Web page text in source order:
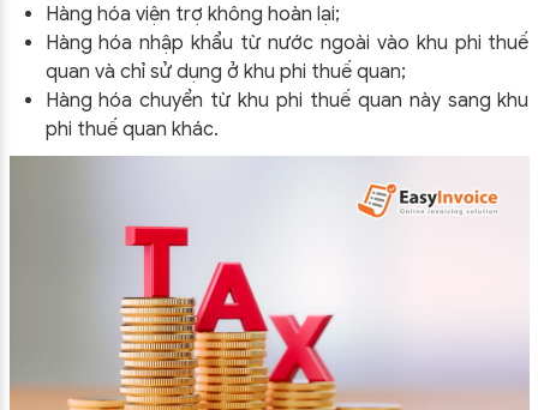
Hàng hóa viện trợ không hoàn lại;
Hàng hóa nhập khẩu từ nước ngoài vào khu phi thuế
quan và chỉ sử dụng ở khu phi thuế quan;
Hàng hóa chuyển từ khu phi thuế quan này sang khu
phi thuế quan khác.